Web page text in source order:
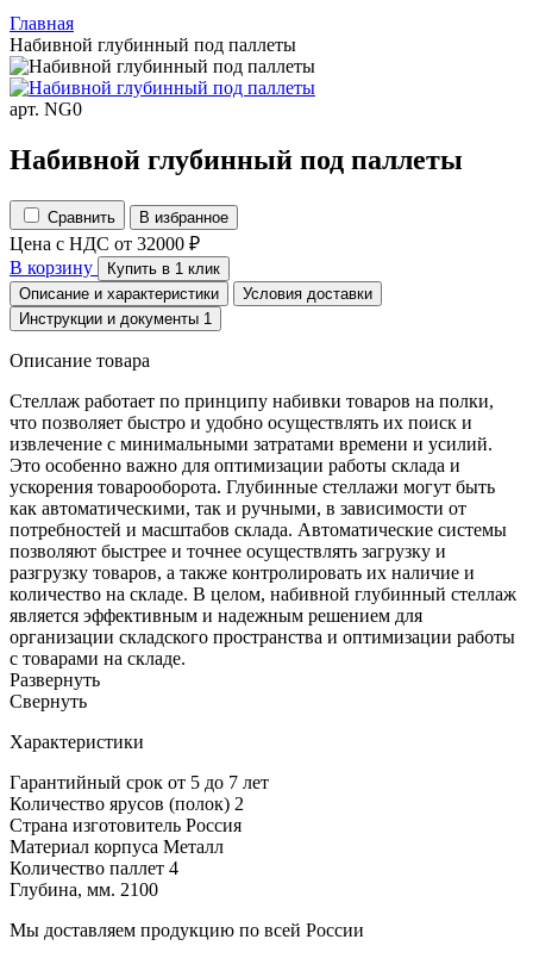
Главная
Набивной глубинный под паллеты
арт. NG0
Набивной глубинный под паллеты
Сравнить В избранное
Цена с НДС от 32000 ₽
В корзину
Купить в 1 клик
Описание и характеристики
Условия доставки
Инструкции и документы 1
Описание товара
Стеллаж работает по принципу набивки товаров на полки,
что позволяет быстро и удобно осуществлять их поиск и
извлечение с минимальными затратами времени и усилий.
Это особенно важно для оптимизации работы склада и
ускорения товарооборота. Глубинные стеллажи могут быть
как автоматическими, так и ручными, в зависимости от
потребностей и масштабов склада. Автоматические системы
позволяют быстрее и точнее осуществлять загрузку и
разгрузку товаров, а также контролировать их наличие и
количество на складе. В целом, набивной глубинный стеллаж
является эффективным и надежным решением для
организации складского пространства и оптимизации работы
с товарами на складе.
Развернуть
Cвернуть
Характеристики
Гарантийный срок от 5 до 7 лет
Количество ярусов (полок) 2
Страна изготовитель Россия
Материал корпуса Металл
Количество паллет 4
Глубина, мм. 2100
Мы доставляем продукцию по всей России